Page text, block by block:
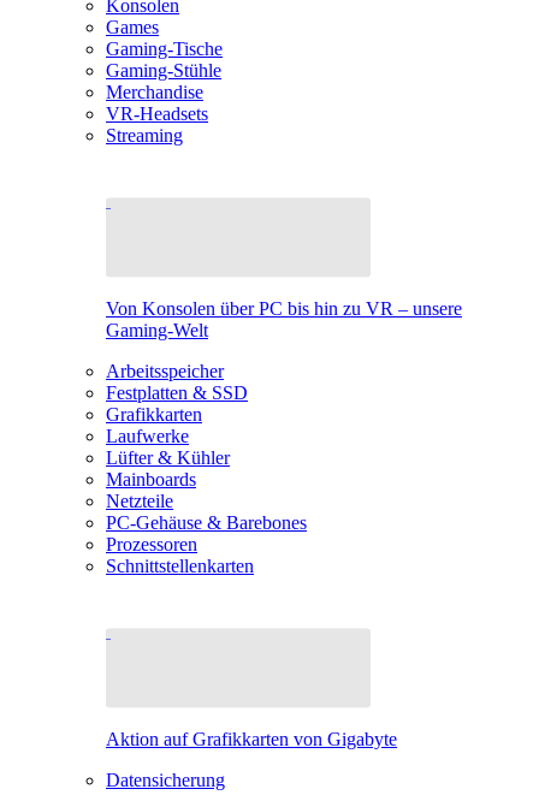
Konsolen
Games
Gaming-Tische
Gaming-Stühle
Merchandise
VR-Headsets
Streaming
Von Konsolen über PC bis hin zu VR – unsere
Gaming-Welt
Arbeitsspeicher
Festplatten & SSD
Grafikkarten
Laufwerke
Lüfter & Kühler
Mainboards
Netzteile
PC-Gehäuse & Barebones
Prozessoren
Schnittstellenkarten
Aktion auf Grafikkarten von Gigabyte
Datensicherung